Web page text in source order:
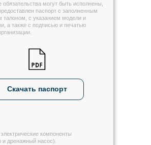
обязательства могут быть исполнены,
паспорт с заполненным
талоном, с указанием модели и
а также с подписью и печатью
электрические компоненты
и дренажный насос).
Скачать паспорт